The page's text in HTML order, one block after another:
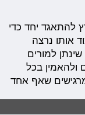
להתאגד יחד כדי
אותו נרצה
למורים
ולהאמין בכל
שאף אחד